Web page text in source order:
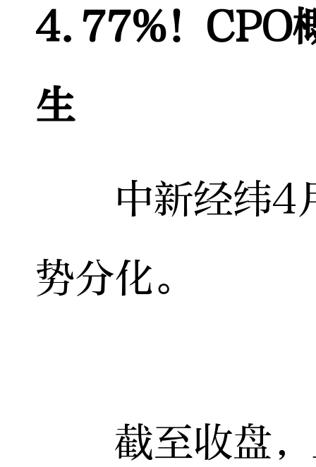
4.77%！CPO
生
中新经纬4
势分化。
截至收盘，